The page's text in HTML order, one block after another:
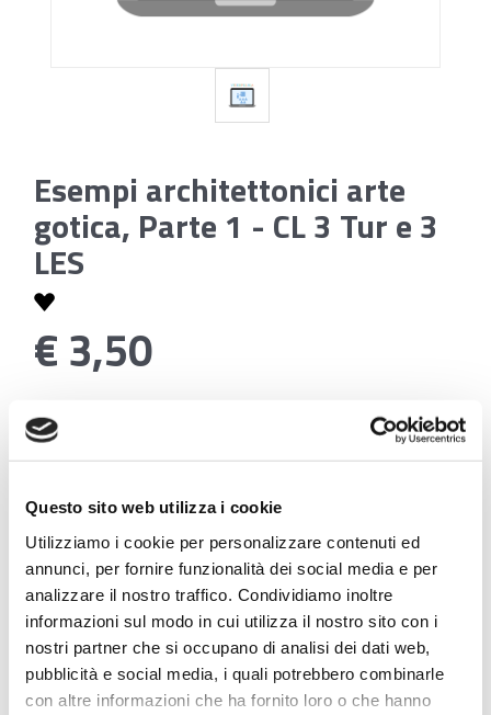
Questo sito web utilizza i cookie
Utilizziamo i cookie per personalizzare contenuti ed
annunci, per fornire funzionalità dei social media e per
analizzare il nostro traffico. Condividiamo inoltre
informazioni sul modo in cui utilizza il nostro sito con i
nostri partner che si occupano di analisi dei dati web,
pubblicità e social media, i quali potrebbero combinarle
con altre informazioni che ha fornito loro o che hanno
Esempi architettonici arte
gotica, Parte 1 - CL 3 Tur e 3
LES
€ 3,50
Codice:
Esempi architettonici arte gotica, Parte 1 - CL 3
Tur e 3 LES
Se sei studente della scuola utilizza il coupon
"CPVIDEOPILLOLA" in fase di checkout per azzerare
il costo della VideoPillola